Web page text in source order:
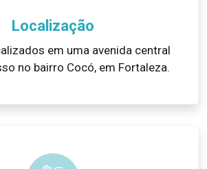
Localização
em uma avenida central
no bairro Cocó, em Fortaleza.